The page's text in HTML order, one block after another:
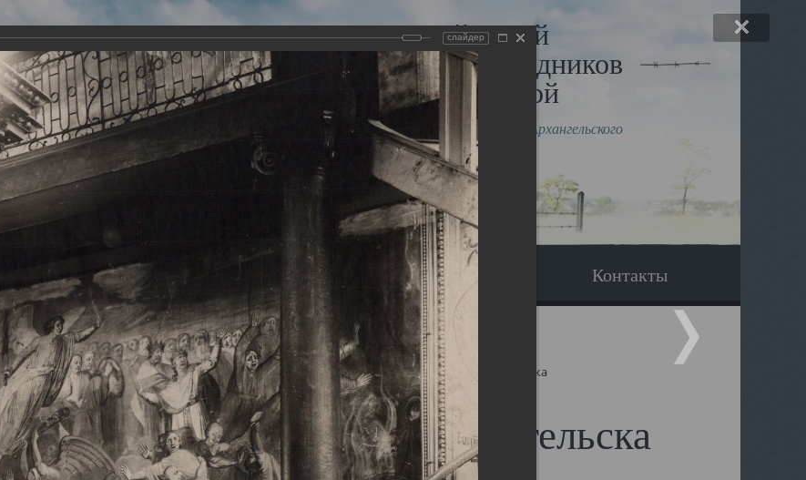
Виртуальный музей
Новомучеников и исповедников
Земли Архангельской
Сайт создан по благословлению митрополита Архангельского
и Холмогорского Даниила
Наследники Галерея Вопрос-ответ Контакты
Главная Галерея Храмы-мученики Архангельска Свято-Троицкий собор Архангельска
Свято-Троицкий собор Архангельска
слайдер